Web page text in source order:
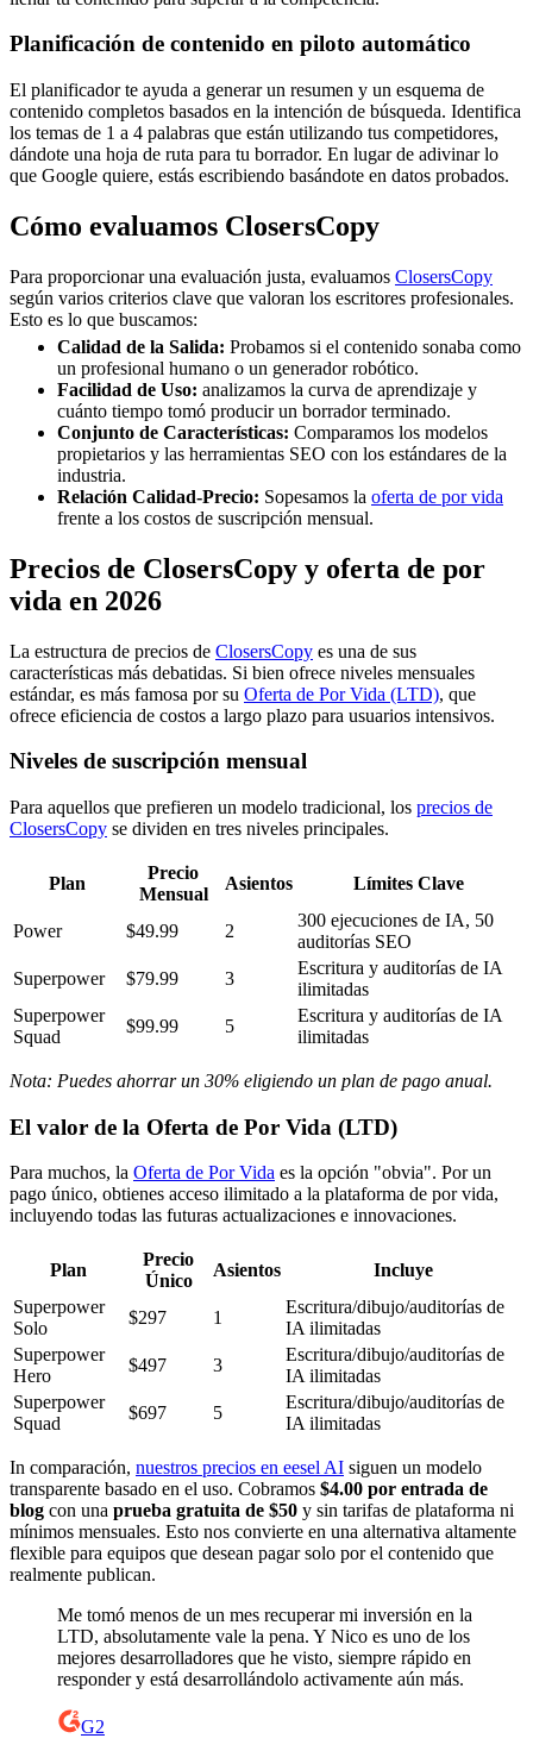
Planificación de contenido en piloto automático
El planificador te ayuda a generar un resumen y un esquema de
contenido completos basados en la intención de búsqueda. Identifica
los temas de 1 a 4 palabras que están utilizando tus competidores,
dándote una hoja de ruta para tu borrador. En lugar de adivinar lo
que Google quiere, estás escribiendo basándote en datos probados.
Cómo evaluamos ClosersCopy
Para proporcionar una evaluación justa, evaluamos ClosersCopy
según varios criterios clave que valoran los escritores profesionales.
Esto es lo que buscamos:
Calidad de la Salida: Probamos si el contenido sonaba como
un profesional humano o un generador robótico.
Facilidad de Uso: analizamos la curva de aprendizaje y
cuánto tiempo tomó producir un borrador terminado.
Conjunto de Características: Comparamos los modelos
propietarios y las herramientas SEO con los estándares de la
industria.
Relación Calidad-Precio: Sopesamos la oferta de por vida
frente a los costos de suscripción mensual.
Precios de ClosersCopy y oferta de por
vida en 2026
La estructura de precios de ClosersCopy es una de sus
características más debatidas. Si bien ofrece niveles mensuales
estándar, es más famosa por su Oferta de Por Vida (LTD), que
ofrece eficiencia de costos a largo plazo para usuarios intensivos.
Niveles de suscripción mensual
Para aquellos que prefieren un modelo tradicional, los precios de
ClosersCopy se dividen en tres niveles principales.
Plan
Precio
Mensual
Asientos Límites Clave
Power $49.99 2
300 ejecuciones de IA, 50
auditorías SEO
Superpower
$79.99 3
Escritura y auditorías de IA
ilimitadas
Superpower
Squad
$99.99 5
Escritura y auditorías de IA
ilimitadas
Nota: Puedes ahorrar un 30% eligiendo un plan de pago anual.
El valor de la Oferta de Por Vida (LTD)
Para muchos, la Oferta de Por Vida es la opción "obvia". Por un
pago único, obtienes acceso ilimitado a la plataforma de por vida,
incluyendo todas las futuras actualizaciones e innovaciones.
Plan
Precio
Único
Asientos
Incluye
Superpower
Solo
$297 1
Escritura/dibujo/auditorías de
IA ilimitadas
Superpower
Hero
$497 3
Escritura/dibujo/auditorías de
IA ilimitadas
Superpower
Squad
$697 5
Escritura/dibujo/auditorías de
IA ilimitadas
In comparación, nuestros precios en eesel AI siguen un modelo
transparente basado en el uso. Cobramos $4.00 por entrada de
blog con una prueba gratuita de $50 y sin tarifas de plataforma ni
mínimos mensuales. Esto nos convierte en una alternativa altamente
flexible para equipos que desean pagar solo por el contenido que
realmente publican.
Me tomó menos de un mes recuperar mi inversión en la
LTD, absolutamente vale la pena. Y Nico es uno de los
mejores desarrolladores que he visto, siempre rápido en
responder y está desarrollándolo activamente aún más.
G2